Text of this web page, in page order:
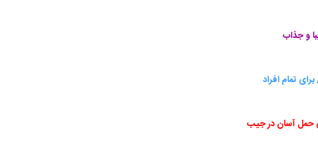
و جذاب
تمام افراد
حمل آسان در جیب